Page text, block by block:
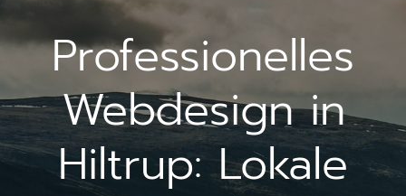
Professionelles
Webdesign in
Hiltrup: Lokale